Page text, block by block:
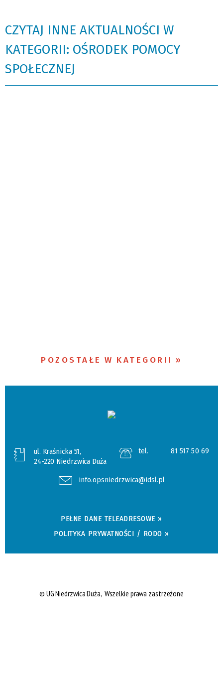
CZYTAJ INNE AKTUALNOŚCI W
KATEGORII: OŚRODEK POMOCY
SPOŁECZNEJ
POZOSTAŁE W KATEGORII
ul. Kraśnicka 51,
24-220 Niedrzwica Duża
tel. 81 517 50 69
info.opsniedrzwica@idsl.pl
PEŁNE DANE TELEADRESOWE »
POLITYKA PRYWATNOŚCI / RODO »
© UG Niedrzwica Duża, Wszelkie prawa zastrzeżone